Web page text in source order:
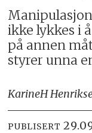
ikke lykkes i
på annen
styrer unna
KarineH
PUBLISERT